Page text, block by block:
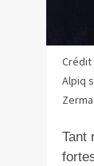
Crédit
Alpiq
Tant